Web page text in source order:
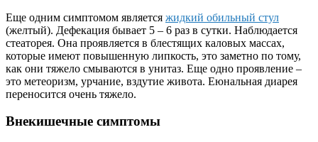
Еще одним симптомом является жидкий обильный стул
(желтый). Дефекация бывает 5 – 6 раз в сутки. Наблюдается
стеаторея. Она проявляется в блестящих каловых массах,
которые имеют повышенную липкость, это заметно по тому,
как они тяжело смываются в унитаз. Еще одно проявление –
это метеоризм, урчание, вздутие живота. Еюнальная диарея
переносится очень тяжело.
Внекишечные симптомы